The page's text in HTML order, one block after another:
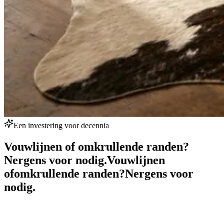
Een investering voor decennia
Vouwlijnen of omkrullende randen?
Nergens voor nodig.Vouwlijnen
ofomkrullende randen?Nergens voor
nodig.